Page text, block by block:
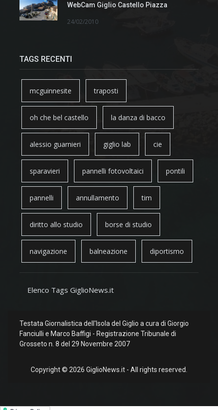
WebCam Giglio Castello Piazza
24/02/2010
TAGS RECENTI
mcguinnesite traposti
oh che bel castello la danza di bacco
alessio guarnieri giglio lab cie
sparavieri pannelli fotovoltaici pontili
pannelli annullamento tim
diritto allo studio borse di studio
navigazione balneazione diportismo
Elenco Tags GiglioNews.it
Testata Giornalistica dell'Isola del Giglio a cura di Giorgio
Fanciulli e Marco Baffigi - Registrazione Tribunale di
Grosseto n. 8 del 29 Novembre 2007
Copyright © 2026 GiglioNews.it - All rights reserved.